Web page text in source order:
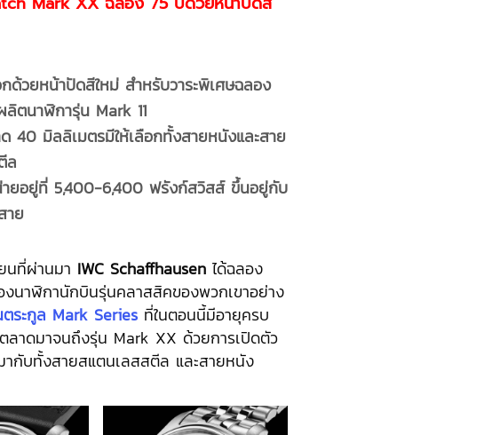
ด้วยหน้าปัดสีใหม่ สำหรับวาระพิเศษฉลอง
ลิตนาฬิการุ่น Mark 11
40 มิลลิเมตรมีให้เลือกทั้งสายหนังและสาย
ล
ยอยู่ที่ 5,400-6,400 ฟรังก์สวิสส์ ขึ้นอยู่กับ
าย
นที่ผ่านมา IWC Schaffhausen ได้ฉลอง
งนาฬิกานักบินรุ่นคลาสสิคของพวกเขาอย่าง
ตระกูล Mark Series ที่ในตอนนี้มีอายุครบ
ลาดมาจนถึงรุ่น Mark XX ด้วยการเปิดตัว
ากับทั้งสายสแตนเลสสตีล และสายหนัง